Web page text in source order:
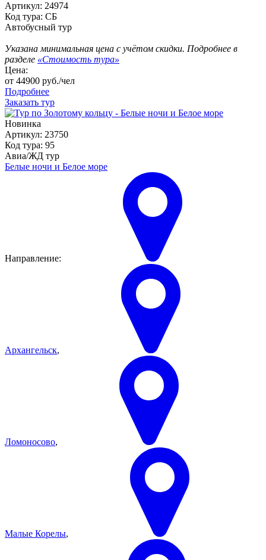
Артикул: 24974
Код тура: СБ
Автобусный тур
Указана минимальная цена с учётом скидки. Подробнее в
разделе «Стоимость тура»
Цена:
от 44900 руб./чел
Подробнее
Заказать тур
Новинка
Артикул: 23750
Код тура: 95
Авиа/ЖД тур
Белые ночи и Белое море
Направление:
Архангельск,
Ломоносово,
Малые Корелы,